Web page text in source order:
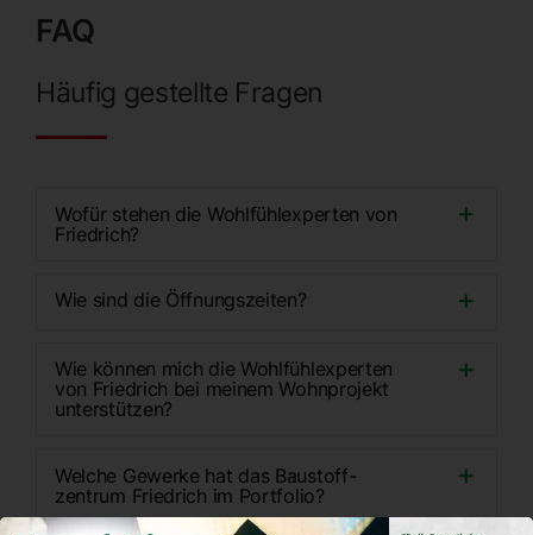
FAQ
Häufig gestellte Fragen
Wofür stehen die Wohlfühl­ex­perten von
Friedrich?
Wie sind die Öffnungszeiten?
Wie können mich die Wohlfühl­ex­perten
von Friedrich bei meinem Wohnprojekt
unterstützen?
Welche Gewerke hat das Baustoff­
zentrum Friedrich im Portfolio?